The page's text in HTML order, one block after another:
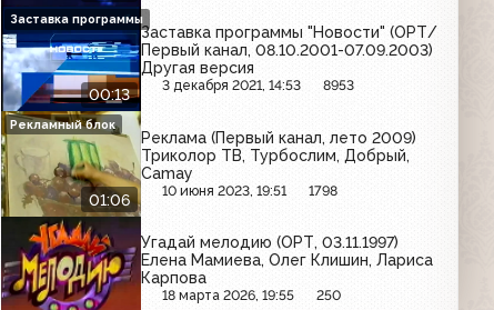
00:13
Заставка программы "Новости" (ОРТ/
Первый канал, 08.10.2001-07.09.2003)
Другая версия
3 декабря 2021, 14:53 8953
Заставка программы
01:06
Реклама (Первый канал, лето 2009)
Триколор ТВ, Турбослим, Добрый,
Camay
10 июня 2023, 19:51 1798
Рекламный блок
Угадай мелодию (ОРТ, 03.11.1997)
Елена Мамиева, Олег Клишин, Лариса
Карпова
18 марта 2026, 19:55 250